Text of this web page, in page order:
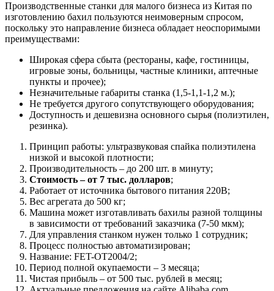
Производственные станки для малого бизнеса из Китая по
изготовлению бахил пользуются неимоверным спросом,
поскольку это направление бизнеса обладает неоспоримыми
преимуществами:
Широкая сфера сбыта (рестораны, кафе, гостиницы,
игровые зоны, больницы, частные клиники, аптечные
пункты и прочее);
Незначительные габариты станка (1,5-1,1-1,2 м.);
Не требуется другого сопутствующего оборудования;
Доступность и дешевизна основного сырья (полиэтилен,
резинка).
Принцип работы: ультразвуковая спайка полиэтилена
низкой и высокой плотности;
Производительность – до 200 шт. в минуту;
Стоимость – от 7 тыс. долларов;
Работает от источника бытового питания 220В;
Вес агрегата до 500 кг;
Машина может изготавливать бахилы разной толщины
в зависимости от требований заказчика (7-50 мкм);
Для управления станком нужен только 1 сотрудник;
Процесс полностью автоматизирован;
Название: FET-OT2004/2;
Период полной окупаемости – 3 месяца;
Чистая прибыль – от 500 тыс. рублей в месяц;